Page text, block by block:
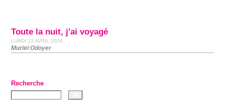
Toute la nuit, j'ai voyagé
LUNDI 13 AVRIL 2026
Muriel Odoyer
Recherche